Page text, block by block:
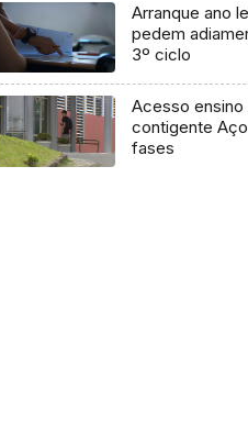
Arranque ano
pedem
3º ciclo
Acesso ensino
contigente
fases